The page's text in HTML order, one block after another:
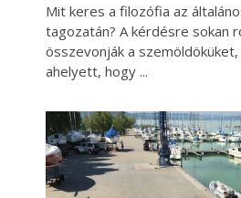
Mit keres a filozófia az
tagozatán? A kérdésre sokan
összevonják a
ahelyett, hogy